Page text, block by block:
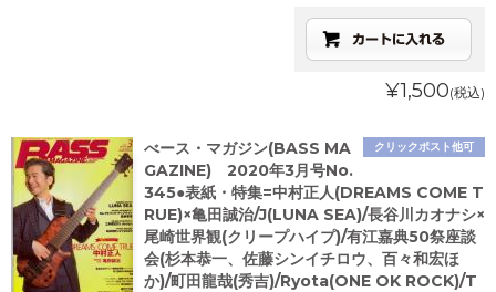
¥1,500(税込)
クリックポスト他可
べース・マガジン(BASS MA
GAZINE) 2020年3月号No.
345●表紙・特集=中村正人(DREAMS COME T
RUE)×亀田誠治/J(LUNA SEA)/長谷川カオナシ×
尾崎世界観(クリープハイプ)/有江嘉典50祭座談
会(杉本恭一、佐藤シンイチロウ、百々和宏ほ
か)/町田龍哉(秀吉)/Ryota(ONE OK ROCK)/T